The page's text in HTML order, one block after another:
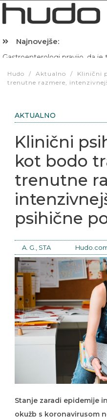
Najnovejše:
trenutne razmere,
Klinični
kot bodo
trenutne
psihične
A. G., STA
okužb s koronavirusom